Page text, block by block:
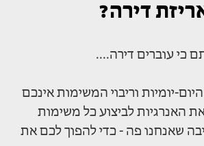
דירה?
כי עוברים דירה....
יומיות וריבוי המשימות אינכם
האנרגיות לביצוע כל משימות
שאנחנו פה - כדי להפוך לכם את